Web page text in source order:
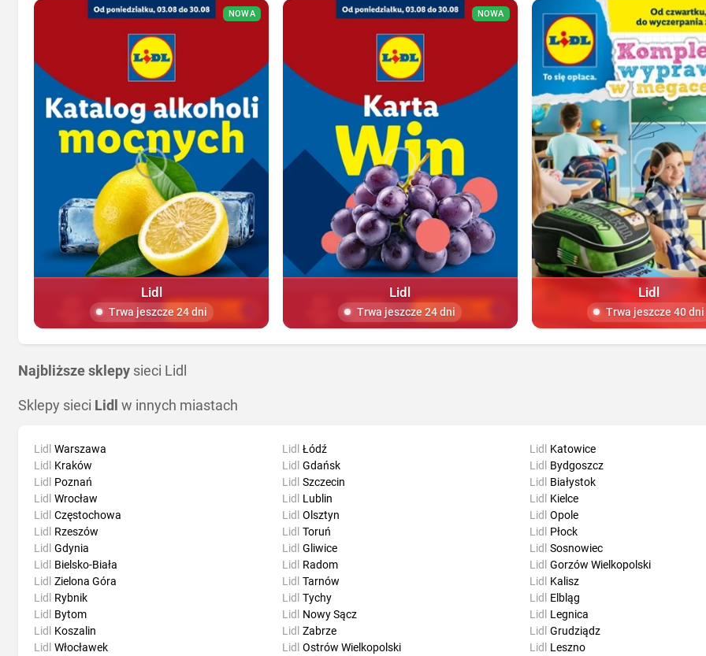
NOWA
Lidl
Trwa jeszcze 24 dni
NOWA
Lidl
Trwa jeszcze 24 dni
Lidl
Trwa jeszcze 40 dni
Najbliższe sklepy sieci Lidl
Sklepy sieci Lidl w innych miastach
Lidl Warszawa
Lidl Kraków
Lidl Poznań
Lidl Wrocław
Lidl Łódź
Lidl Gdańsk
Lidl Szczecin
Lidl Lublin
Lidl Katowice
Lidl Bydgoszcz
Lidl Białystok
Lidl Kielce
Lidl Częstochowa
Lidl Rzeszów
Lidl Gdynia
Lidl Bielsko-Biała
Lidl Olsztyn
Lidl Toruń
Lidl Gliwice
Lidl Radom
Lidl Opole
Lidl Płock
Lidl Sosnowiec
Lidl Gorzów Wielkopolski
Lidl Zielona Góra
Lidl Rybnik
Lidl Bytom
Lidl Koszalin
Lidl Tarnów
Lidl Tychy
Lidl Nowy Sącz
Lidl Zabrze
Lidl Kalisz
Lidl Elbląg
Lidl Legnica
Lidl Grudziądz
Lidl Włocławek
Lidl Ostrów Wielkopolski
Lidl Leszno